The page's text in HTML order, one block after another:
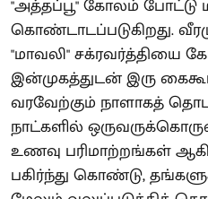
"அத்தப்பூ" கோலம் போட்டு
கொண்டாடப்படுகிறது.
"மாவலி" சக்ரவர்த்தியை
இன்முகத்துடன் இரு
வரவேற்கும் நாளாகத்
நாட்களில்
உணவு பரிமாற்றங்கள்
பகிர்ந்து கொண்டு,